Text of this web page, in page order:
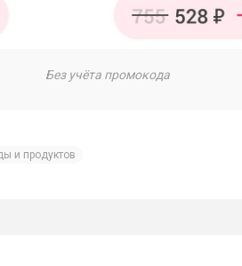
Без учёта промокода
и продуктов